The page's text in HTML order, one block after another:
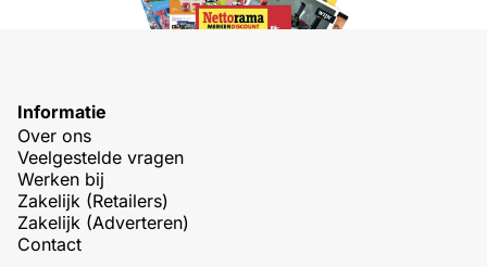
Informatie
Over ons
Veelgestelde vragen
Werken bij
Zakelijk (Retailers)
Zakelijk (Adverteren)
Contact